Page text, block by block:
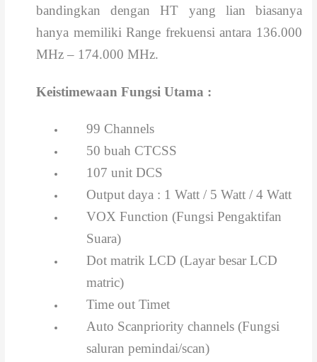
bandingkan dengan HT yang lian biasanya
hanya memiliki Range frekuensi antara 136.000
MHz – 174.000 MHz.
Keistimewaan Fungsi Utama :
99 Channels
50 buah CTCSS
107 unit DCS
Output daya : 1 Watt / 5 Watt / 4 Watt
VOX Function (Fungsi Pengaktifan
Suara)
Dot matrik LCD (Layar besar LCD
matric)
Time out Timet
Auto Scanpriority channels (Fungsi
saluran pemindai/scan)